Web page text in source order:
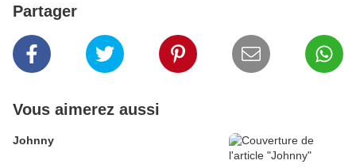
Partager
Vous aimerez aussi
Johnny